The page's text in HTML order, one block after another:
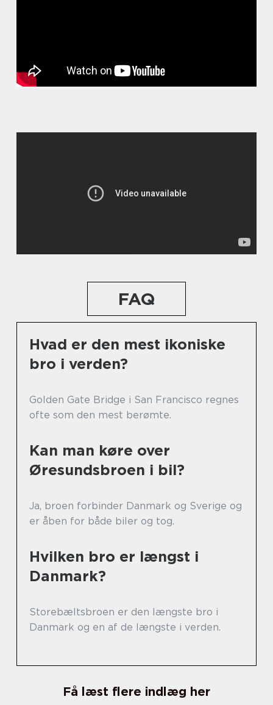
FAQ
Hvad er den mest ikoniske
bro i verden?
Golden Gate Bridge i San Francisco regnes
ofte som den mest berømte.
Kan man køre over
Øresundsbroen i bil?
Ja, broen forbinder Danmark og Sverige og
er åben for både biler og tog.
Hvilken bro er længst i
Danmark?
Storebæltsbroen er den længste bro i
Danmark og en af de længste i verden.
Få læst flere indlæg her